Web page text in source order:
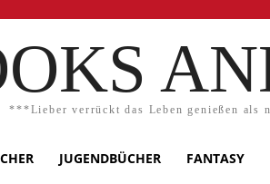
***Lieber verrückt das Leben genießen als
JUGENDBÜCHER FANTASY